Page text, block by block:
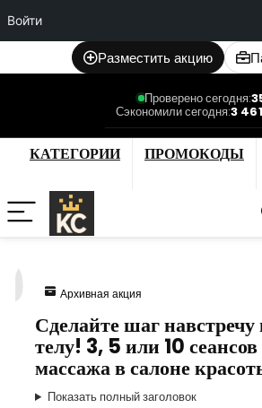
Войти
Разместить акцию
Проверено сегодня:
Сэкономили сегодня:3
КАТЕГОРИИ ПРОМОКОДЫ
Архивная акция
Сделайте шаг
телу! 3, 5 или 10
массажа в салоне
Показать полный заголовок